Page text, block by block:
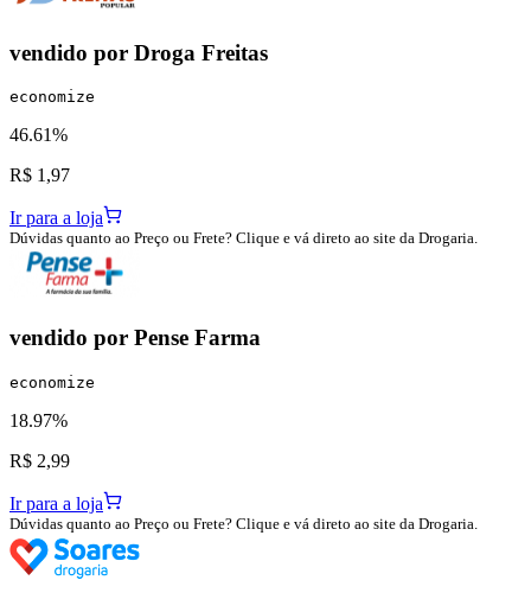
vendido por Droga Freitas
economize
46.61%
R$ 1,97
Ir para a loja
Dúvidas quanto ao Preço ou Frete? Clique e vá direto ao site da Drogaria.
vendido por Pense Farma
economize
18.97%
R$ 2,99
Ir para a loja
Dúvidas quanto ao Preço ou Frete? Clique e vá direto ao site da Drogaria.